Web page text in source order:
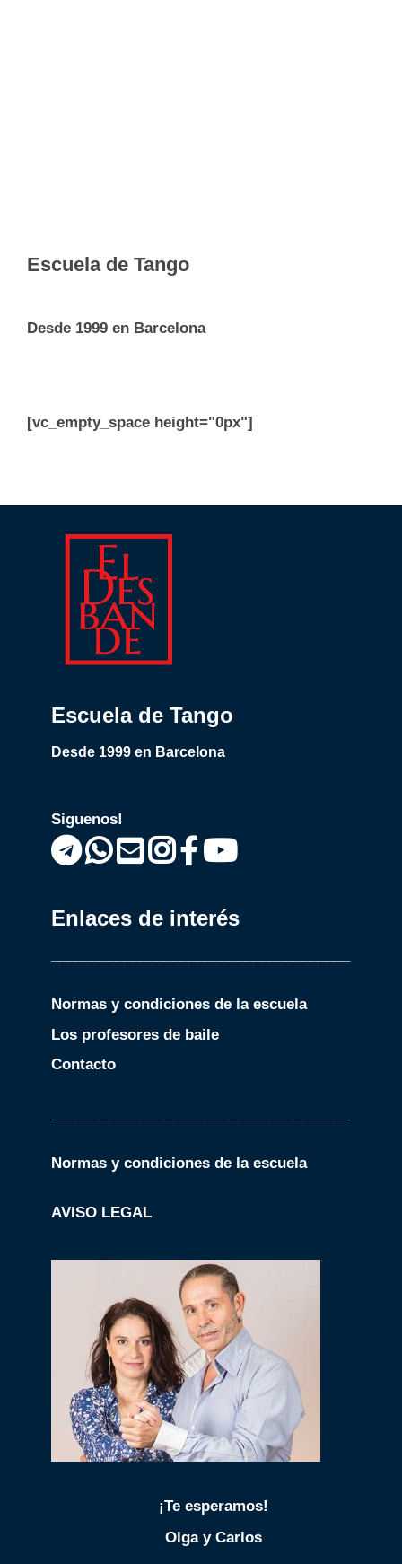
Escuela de Tango
Desde 1999 en Barcelona
[vc_empty_space height="0px"]
Escuela de Tango
Desde 1999 en Barcelona
Siguenos!
Enlaces de interés
Normas y condiciones de la escuela
Los profesores de baile
Contacto
Normas y condiciones de la escuela
AVISO LEGAL
¡Te esperamos!
Olga y Carlos